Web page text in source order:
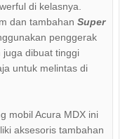
di kelasnya.
dan tambahan Super
penggerak
juga dibuat tinggi
untuk melintas di
mobil Acura MDX ini
aksesoris tambahan